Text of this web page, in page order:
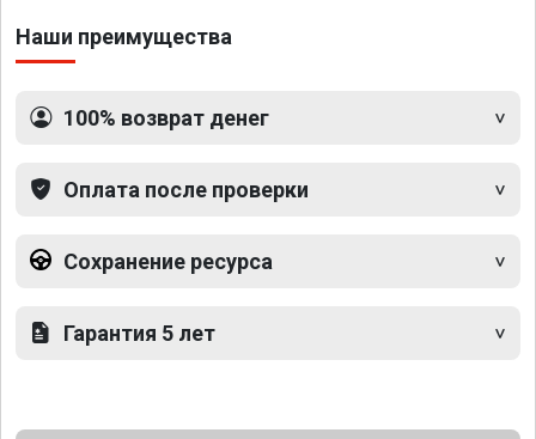
Наши преимущества
100% возврат денег
Оплата после проверки
Сохранение ресурса
Гарантия 5 лет